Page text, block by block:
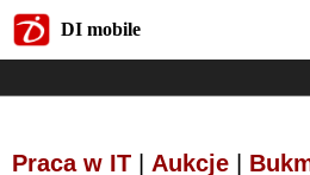
DI mobile
Praca w IT Aukcje
DI mobile